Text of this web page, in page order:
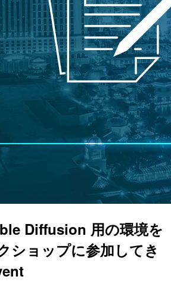
Diffusion 用の環境を
ショップに参加してき